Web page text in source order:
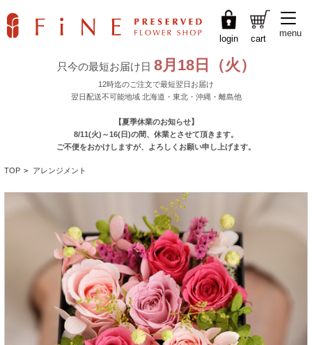
login cart
menu
TOP > アレンジメント